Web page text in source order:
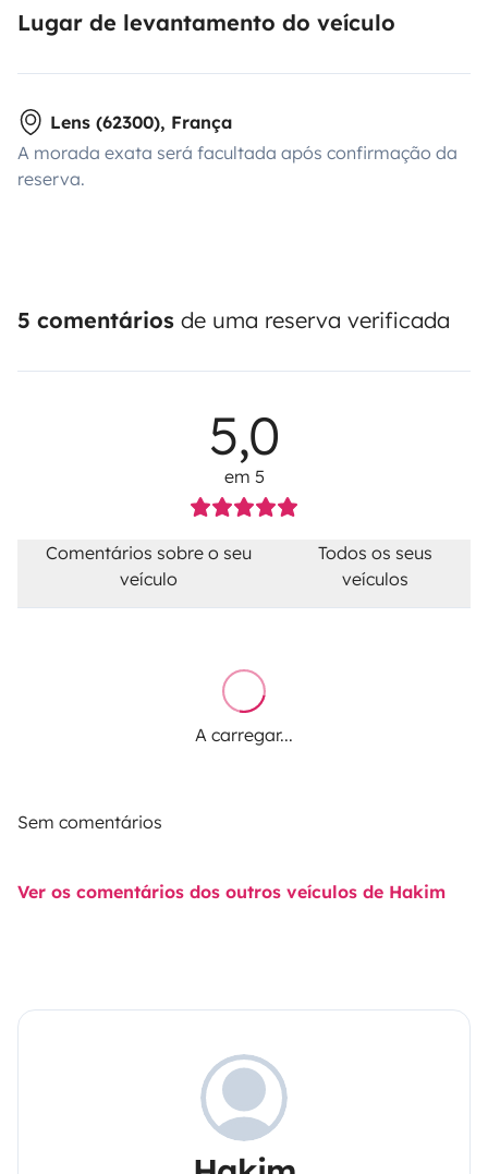
Lugar de levantamento do veículo
Lens (62300), França
A morada exata será facultada após confirmação da
reserva.
5 comentários de uma reserva verificada
5,0
em 5
Comentários sobre o seu
veículo
Todos os seus
veículos
A carregar...
Sem comentários
Ver os comentários dos outros veículos de Hakim